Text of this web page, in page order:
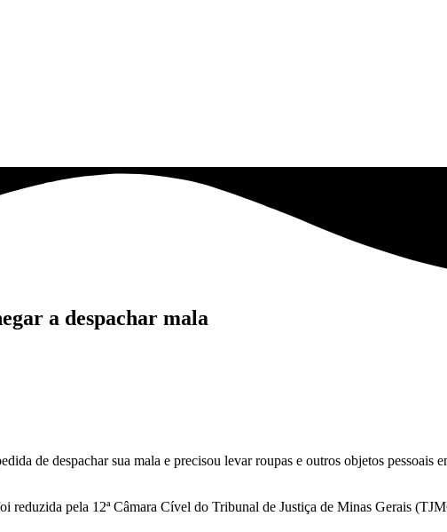
a despachar mala
de despachar sua mala e precisou levar roupas e outros objetos pessoais
reduzida pela 12ª Câmara Cível do Tribunal de Justiça de Minas Gerais